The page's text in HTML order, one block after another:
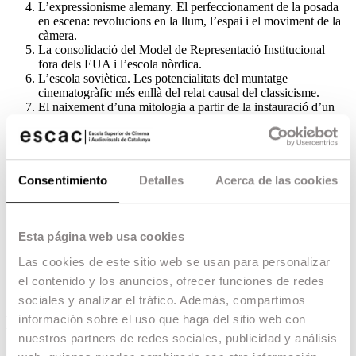
Consentimiento Detalles Acerca de las cookies
Esta página web usa cookies
Las cookies de este sitio web se usan para personalizar
el contenido y los anuncios, ofrecer funciones de redes
sociales y analizar el tráfico. Además, compartimos
información sobre el uso que haga del sitio web con
nuestros partners de redes sociales, publicidad y análisis
L’expressionisme alemany. El perfeccionament de la posada
en escena: revolucions en la llum, l’espai i el moviment de la
càmera.
La consolidació del Model de Representació Institucional
fora dels EUA i l’escola nòrdica.
L’escola soviètica. Les potencialitats del muntatge
cinematogràfic més enllà del relat causal del classicisme.
El naixement d’una mitologia a partir de la instauració d’un
L’apoteosi del cinema burlesc. Cos i moviment, alternatives i
Mutacions del Model de Representació Clàssic a partir de les
migracions europees a Hollywood.
L’esplendor del model clàssic: Hollywood anys 30.
Renoir.
El manierisme cinematogràfic.
Metodologia i activitats formatives